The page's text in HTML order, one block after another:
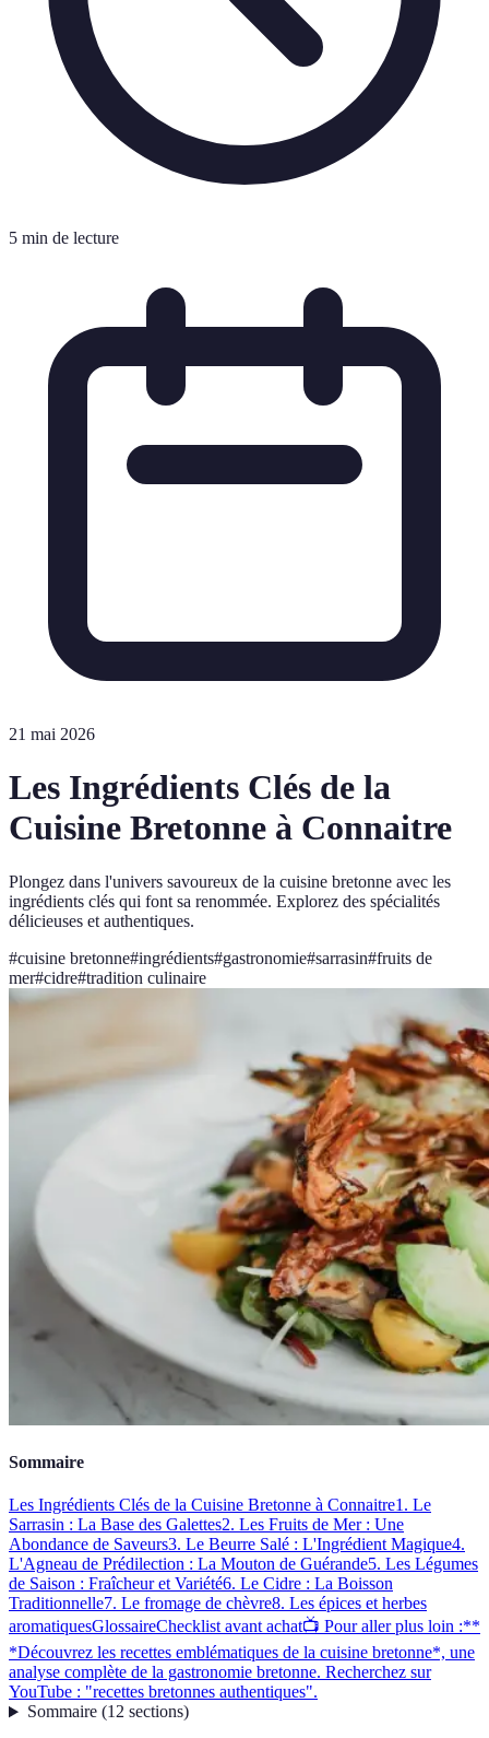
5 min de lecture
21 mai 2026
Les Ingrédients Clés de la
Cuisine Bretonne à Connaitre
Plongez dans l'univers savoureux de la cuisine bretonne avec les
ingrédients clés qui font sa renommée. Explorez des spécialités
délicieuses et authentiques.
#cuisine bretonne#ingrédients#gastronomie#sarrasin#fruits de
mer#cidre#tradition culinaire
Sommaire
Les Ingrédients Clés de la Cuisine Bretonne à Connaitre1. Le
Sarrasin : La Base des Galettes2. Les Fruits de Mer : Une
Abondance de Saveurs3. Le Beurre Salé : L'Ingrédient Magique4.
L'Agneau de Prédilection : La Mouton de Guérande5. Les Légumes
de Saison : Fraîcheur et Variété6. Le Cidre : La Boisson
Traditionnelle7. Le fromage de chèvre8. Les épices et herbes
aromatiquesGlossaireChecklist avant achat📺 Pour aller plus loin :**
*Découvrez les recettes emblématiques de la cuisine bretonne*, une
analyse complète de la gastronomie bretonne. Recherchez sur
YouTube : "recettes bretonnes authentiques".
Sommaire(12 sections)